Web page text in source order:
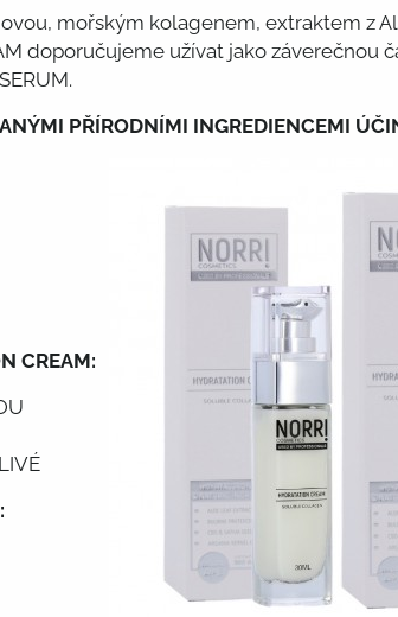
mořským kolagenem, extraktem z
doporučujeme užívat jako záverečnou
PŘÍRODNÍMI INGREDIENCEMI
CREAM: